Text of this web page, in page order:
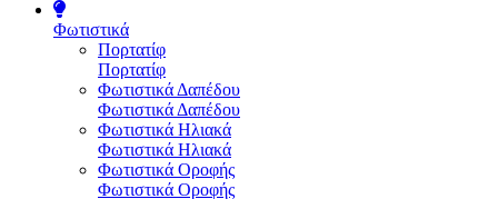
Φωτιστικά
Πορτατίφ
Πορτατίφ
Φωτιστικά Δαπέδου
Φωτιστικά Δαπέδου
Φωτιστικά Ηλιακά
Φωτιστικά Ηλιακά
Φωτιστικά Οροφής
Φωτιστικά Οροφής